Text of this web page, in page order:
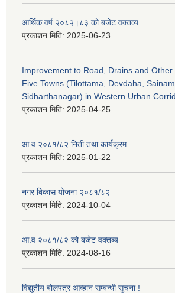
आर्थिक वर्ष २०८२।८३ को बजेट वक्तव्य
प्रकाशन मिति: 2025-06-23
Improvement to Road, Drains and
Five Towns (Tilottama, Devdaha,
Sidharthanagar) in Western Urban
प्रकाशन मिति: 2025-04-25
आ.व २०८१/८२ निती तथा कार्यक्रम
प्रकाशन मिति: 2025-01-22
नगर बिकास योजना २०८१/८२
प्रकाशन मिति: 2024-10-04
आ.व २०८१/८२ को बजेट वक्तब्य
प्रकाशन मिति: 2024-08-16
विद्युतीय बोलपत्र आब्हान सम्बन्धी सुचना !